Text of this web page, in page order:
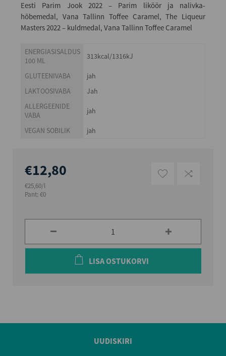
Eesti Parim Jook 2022 – Parim liköör ja nalivka-
hõbemedal, Vana Tallinn Toffee Caramel, The Liqueur
Masters 2022 – kuldmedal, Vana Tallinn Toffee Caramel
ENERGIASISALDUS
100 ML
313kcal/1316kJ
GLUTEENIVABA
jah
LAKTOOSIVABA
Jah
ALLERGEENIDE
VABA
jah
VEGAN SOBILIK jah
€12,80
€25,60/l
Pant: €0
LISA OSTUKORVI
UUDISKIRI